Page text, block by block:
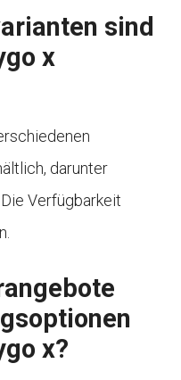
sind
x
darunter
Verfügbarkeit
x?